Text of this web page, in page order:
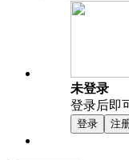
未登录
登录后即
登录 注